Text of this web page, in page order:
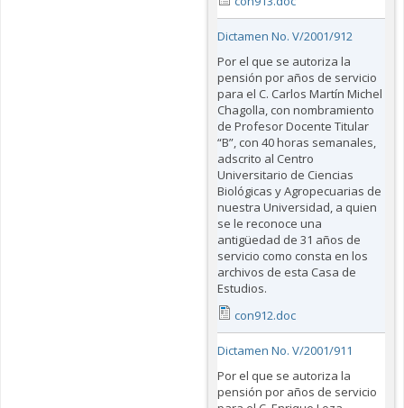
Dictamen No. V/2001/912
Por el que se autoriza la
pensión por años de servicio
para el C. Carlos Martín Michel
Chagolla, con nombramiento
de Profesor Docente Titular
“B”, con 40 horas semanales,
adscrito al Centro
Universitario de Ciencias
Biológicas y Agropecuarias de
nuestra Universidad, a quien
se le reconoce una
antigüedad de 31 años de
servicio como consta en los
archivos de esta Casa de
Estudios.
con912.doc
Dictamen No. V/2001/911
Por el que se autoriza la
pensión por años de servicio